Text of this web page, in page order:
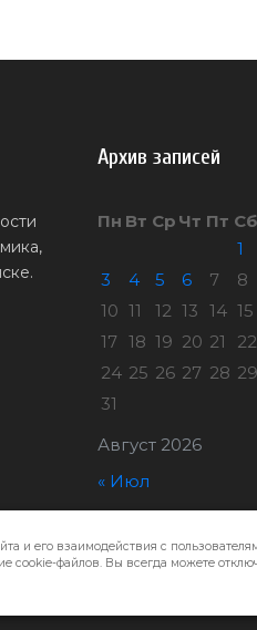
Архив записей
Август 2026
Пн Вт Ср Чт Пт Сб
1
3
4 5 6 7 8
10 11 12 13 14 15
17 18 19 20 21 22
24 25 26 27 28 29
31
« Июл
и его взаимодействия с
cookie-файлов. Вы всегда можете